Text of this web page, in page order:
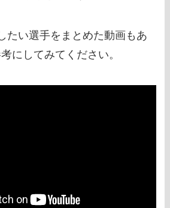
たい選手をまとめた動画もあ
にしてみてください。